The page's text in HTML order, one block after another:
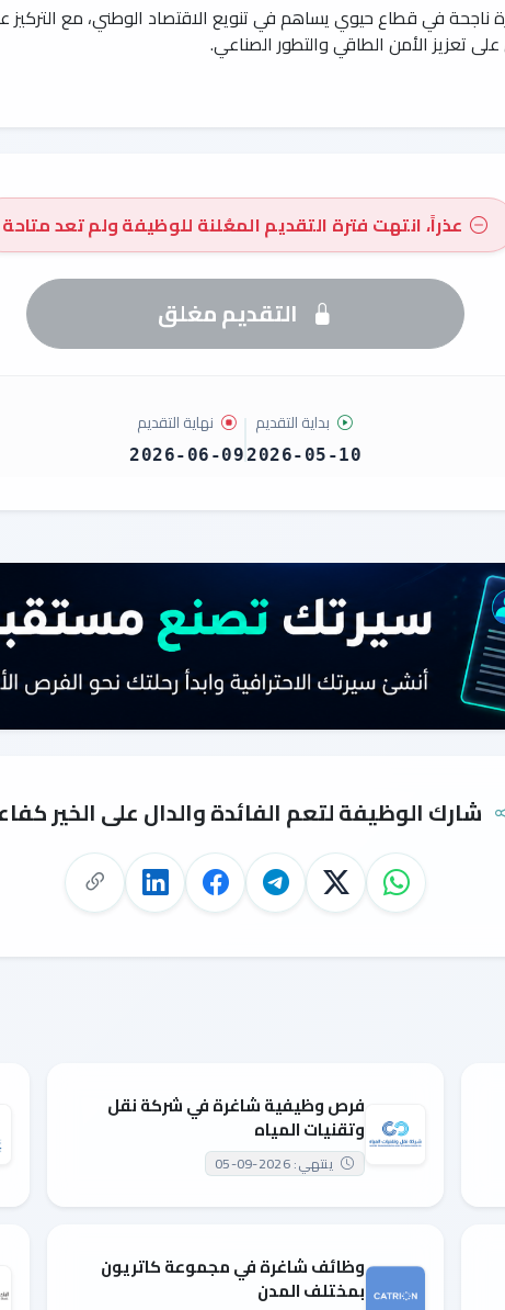
في قطاع حيوي يساهم في تنويع الاقتصاد الوطني، مع التركيز
تعزيز الأمن الطاقي والتطور الصناعي.
عذراً، انتهت فترة التقديم المعُلنة للوظيفة ولم تعد متاحة
التقديم مغلق
بداية التقديم
2026-05-10
نهاية التقديم
2026-06-09
شارك الوظيفة لتعم الفائدة والدال على الخير
فرص وظيفية شاغرة في شركة نقل
وتقنيات المياه
ينتهي: 2026-09-05
وظائف شاغرة في مجموعة كاتريون
بمختلف المدن